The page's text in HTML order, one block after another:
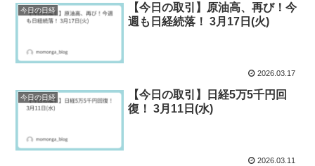
今日の日経
【今日の取引】原油高、再び！今
週も日経続落！ 3月17日(火)
2026.03.17
今日の日経
【今日の取引】日経5万5千円回
復！ 3月11日(水)
2026.03.11